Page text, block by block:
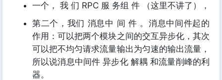
一个， 我 们 RPC 服 务组 件 （这里不讲了），
第二个，我们 消息中 间 件 。消息中间件起的
作用：可以把两个模块之间的交互异步化，其次
可以把不均匀请求流量输出为匀速的输出流量，
所以说消息中间件 异步化 解耦 和流量削峰的利
器。